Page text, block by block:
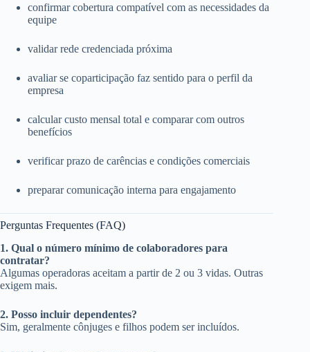
confirmar cobertura compatível com as necessidades da
equipe
validar rede credenciada próxima
avaliar se coparticipação faz sentido para o perfil da
empresa
calcular custo mensal total e comparar com outros
benefícios
verificar prazo de carências e condições comerciais
preparar comunicação interna para engajamento
Perguntas Frequentes (FAQ)
1. Qual o número mínimo de colaboradores para
contratar?
Algumas operadoras aceitam a partir de 2 ou 3 vidas. Outras
exigem mais.
2. Posso incluir dependentes?
Sim, geralmente cônjuges e filhos podem ser incluídos.